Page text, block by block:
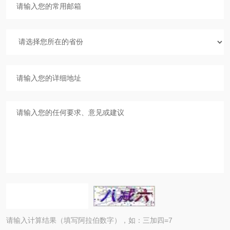
请输入计算结果（填写阿拉伯数字），如：三加四=7